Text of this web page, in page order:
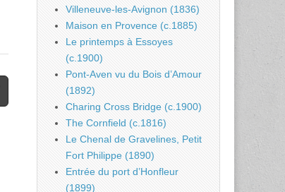
Villeneuve-les-Avignon (1836)
Maison en Provence (c.1885)
Le printemps à Essoyes
(c.1900)
Pont-Aven vu du Bois d’Amour
(1892)
Charing Cross Bridge (c.1900)
The Cornfield (c.1816)
Le Chenal de Gravelines, Petit
Fort Philippe (1890)
Entrée du port d’Honfleur
(1899)